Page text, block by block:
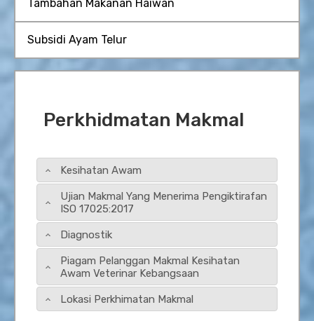
Tambahan Makanan Haiwan
Subsidi Ayam Telur
Perkhidmatan Makmal
Kesihatan Awam
Ujian Makmal Yang Menerima Pengiktirafan
ISO 17025:2017
Diagnostik
Piagam Pelanggan Makmal Kesihatan
Awam Veterinar Kebangsaan
Lokasi Perkhimatan Makmal